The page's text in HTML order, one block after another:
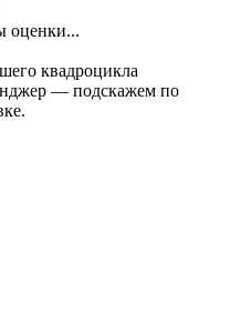
оценки...
квадроцикла
— подскажем по